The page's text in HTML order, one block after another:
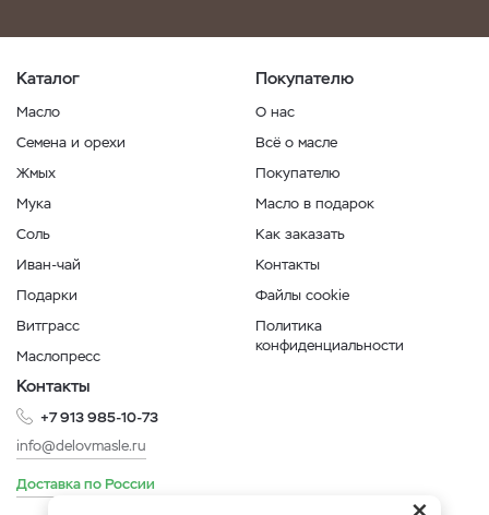
Каталог
Масло
Семена и орехи
Жмых
Мука
Соль
Иван-чай
Подарки
Витграсс
Маслопресс
Покупателю
О нас
Всё о масле
Покупателю
Масло в подарок
Как заказать
Контакты
Файлы cookie
Политика
конфиденциальности
Контакты
+7 913 985-10-73
info@delovmasle.ru
Доставка по России